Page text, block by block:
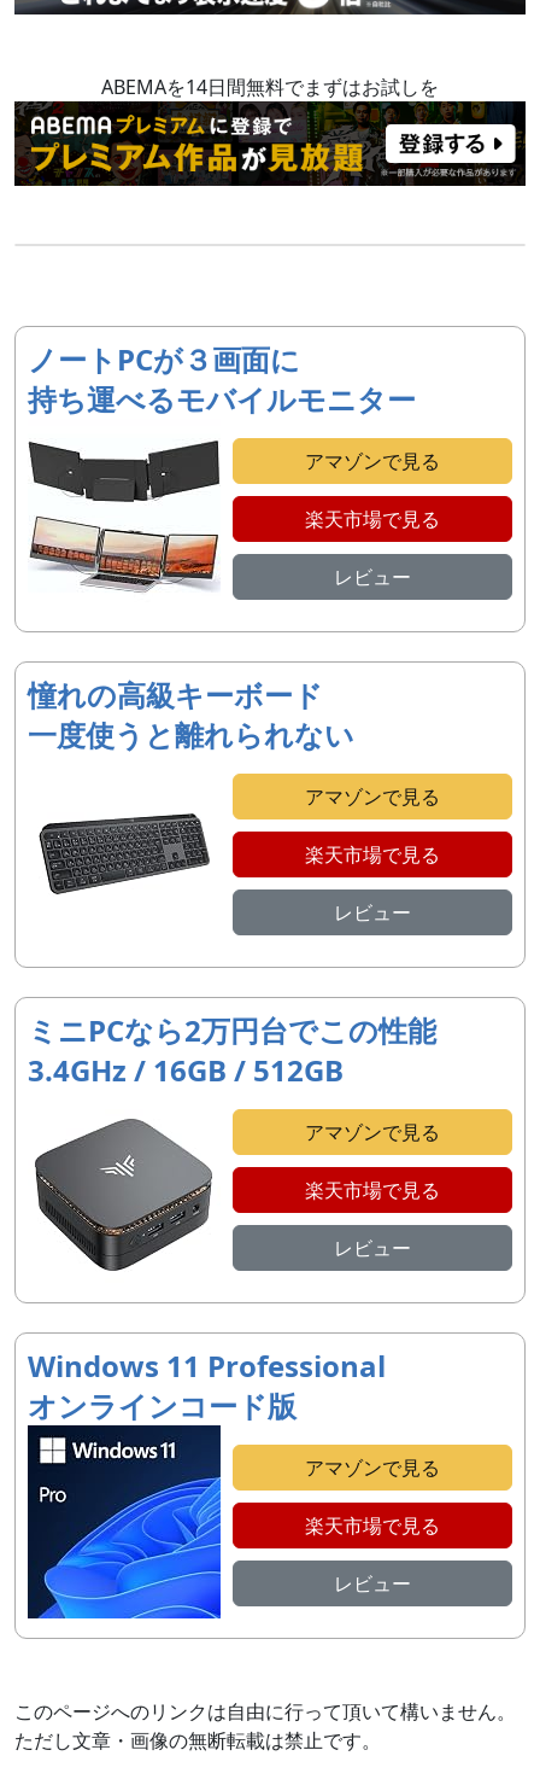
ABEMAを14日間無料でまずはお試しを
ノートPCが３画面に
持ち運べるモバイルモニター
アマゾンで見る
楽天市場で見る
レビュー
憧れの高級キーボード
一度使うと離れられない
アマゾンで見る
楽天市場で見る
レビュー
ミニPCなら2万円台でこの性能
3.4GHz / 16GB / 512GB
アマゾンで見る
楽天市場で見る
レビュー
Windows 11 Professional
オンラインコード版
アマゾンで見る
楽天市場で見る
レビュー
このページへのリンクは自由に行って頂いて構いません。
ただし文章・画像の無断転載は禁止です。